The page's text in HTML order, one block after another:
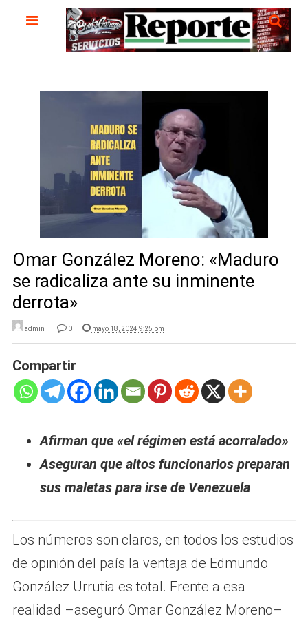
Omar González Moreno: «Maduro
se radicaliza ante su inminente
derrota»
admin 0 mayo 18, 2024 9:25 pm
Compartir
Afirman que «el régimen está acorralado»
Aseguran que altos funcionarios preparan
sus maletas para irse de Venezuela
Los números son claros, en todos los estudios
de opinión del país la ventaja de Edmundo
González Urrutia es total. Frente a esa
realidad –aseguró Omar González Moreno–